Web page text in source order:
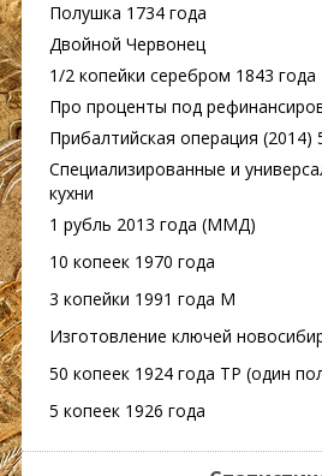
Полушка 1734 года
Двойной Червонец
1/2 копейки серебром 1843 года
Про проценты под
Прибалтийская операция (2014)
Специализированные и
кухни
1 рубль 2013 года (ММД)
10 копеек 1970 года
3 копейки 1991 года М
Изготовление ключей
50 копеек 1924 года ТР (один
5 копеек 1926 года